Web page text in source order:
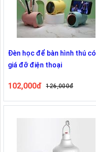
Đèn học để bàn hình thú có
giá đỡ điện thoại
102,000đ 126,000đ